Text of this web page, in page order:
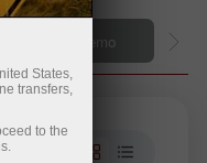
una cuenta demo
States,
transfers,
to the